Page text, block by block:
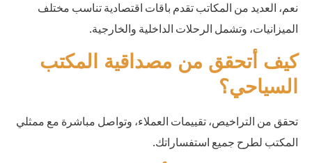
نعم، العديد من المكاتب تقدم باقات اقتصادية تناسب مختلف
الميزانيات، وتشمل الرحلات الداخلية والخارجية.
كيف أتحقق من مصداقية المكتب
السياحي؟
تحقق من التراخيص، تقييمات العملاء، وتواصل مباشرة مع ممثلي
المكتب لطرح جميع استفساراتك.